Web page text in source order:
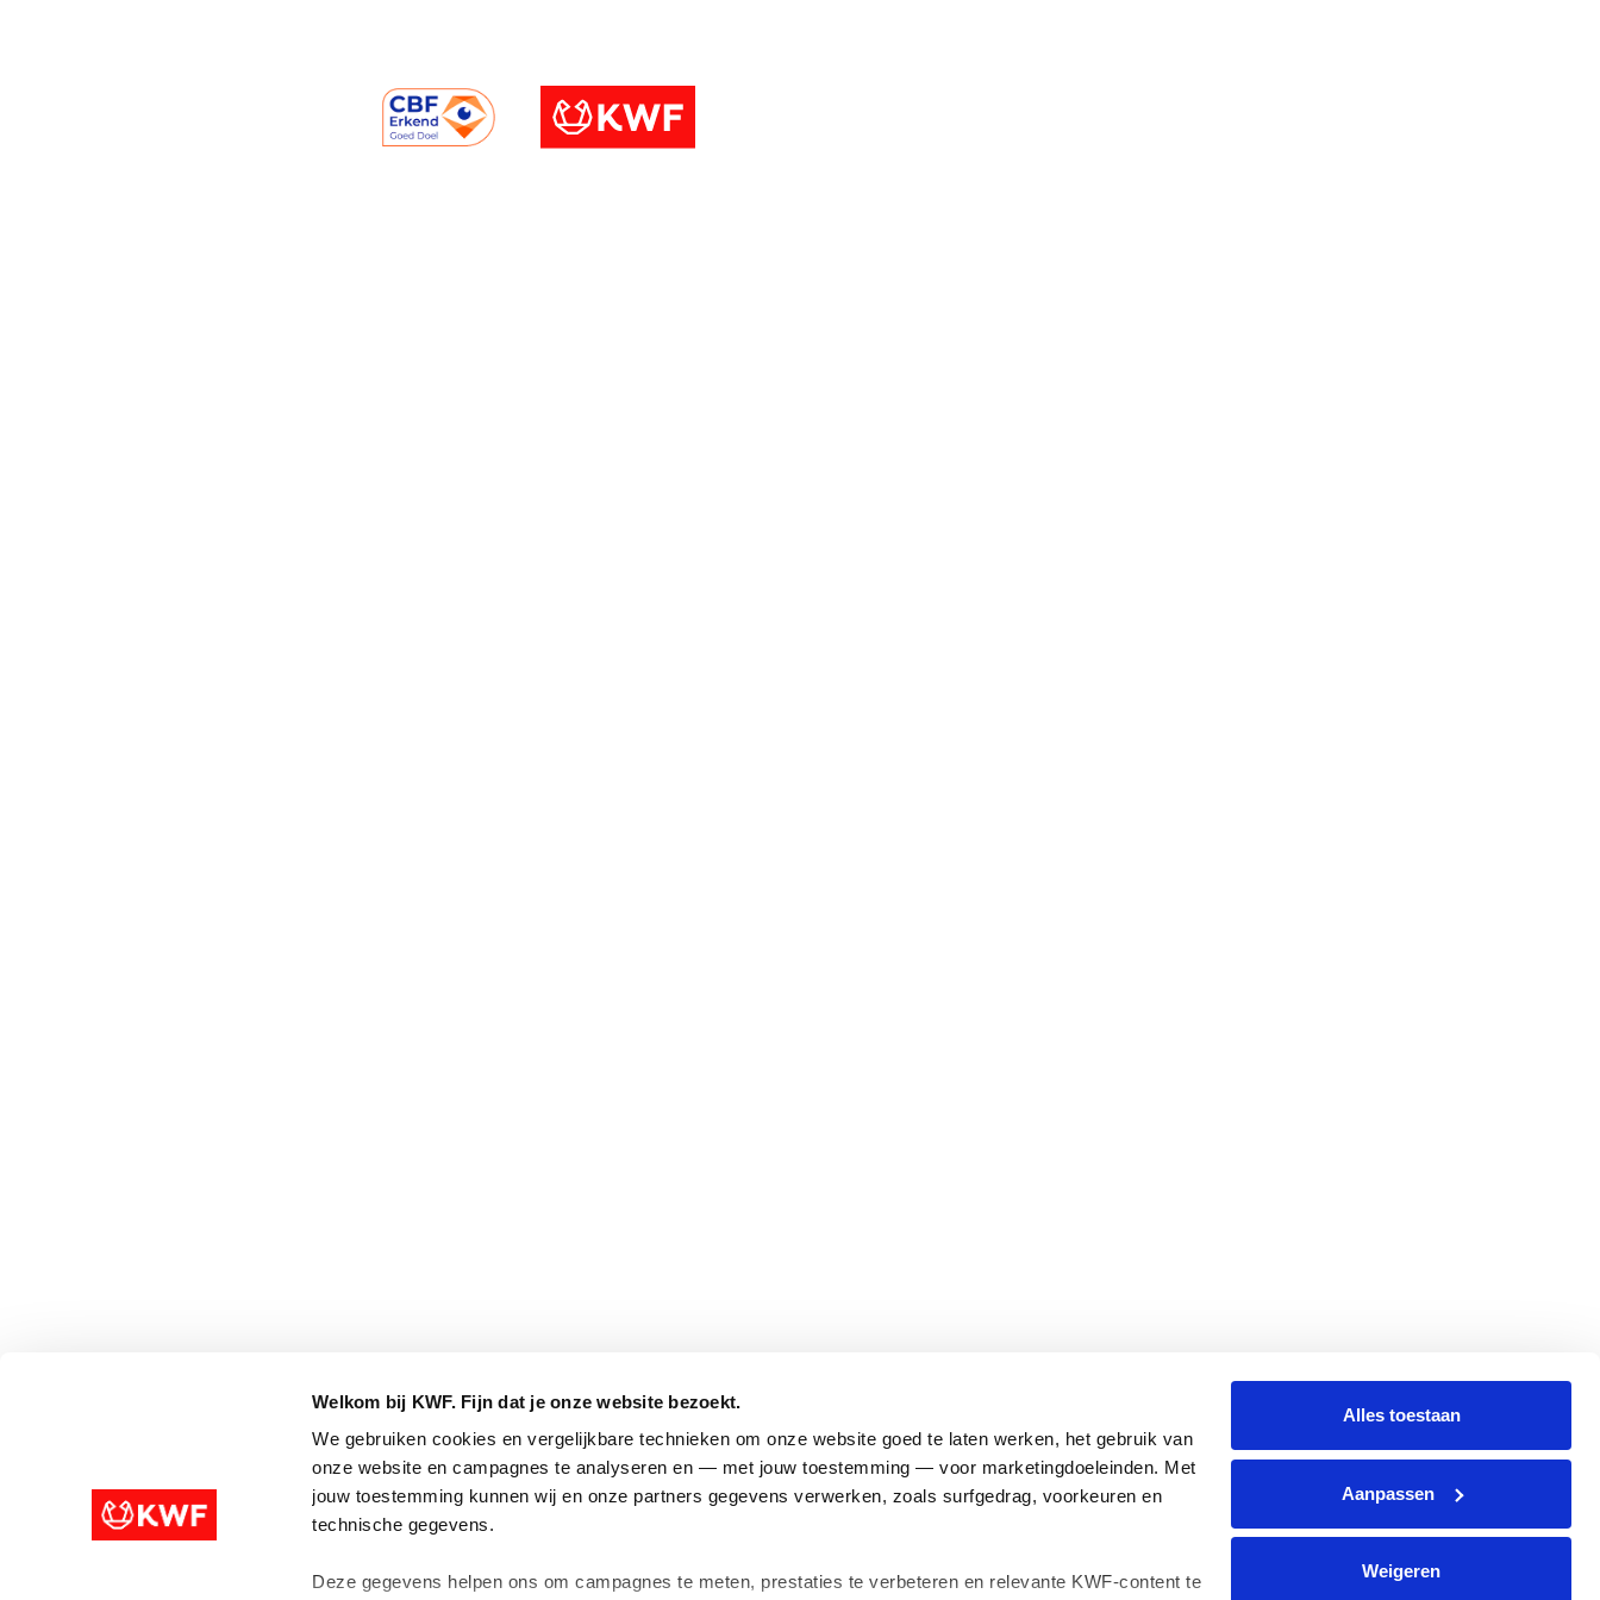
Welkom bij KWF. Fijn dat je onze website bezoekt.
We gebruiken cookies en vergelijkbare technieken om onze website goed te laten werken, het gebruik van
onze website en campagnes te analyseren en — met jouw toestemming — voor marketingdoeleinden. Met
jouw toestemming kunnen wij en onze partners gegevens verwerken, zoals surfgedrag, voorkeuren en
technische gegevens.
Deze gegevens helpen ons om campagnes te meten, prestaties te verbeteren en relevante KWF-content te
Alles toestaan
Aanpassen
Weigeren